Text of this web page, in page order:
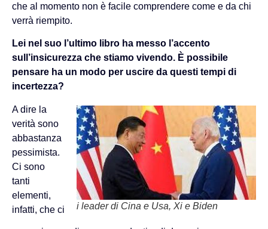
che al momento non è facile comprendere come e da chi
verrà riempito.
Lei nel suo l’ultimo libro ha messo l’accento
sull’insicurezza che stiamo vivendo. È possibile
pensare ha un modo per uscire da questi tempi di
incertezza?
i leader di Cina e Usa, Xi e Biden
A dire la
verità sono
abbastanza
pessimista.
Ci sono
tanti
elementi,
infatti, che ci